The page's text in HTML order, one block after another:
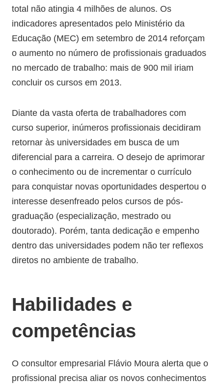
total não atingia 4 milhões de alunos. Os
indicadores apresentados pelo Ministério da
Educação (MEC) em setembro de 2014 reforçam
o aumento no número de profissionais graduados
no mercado de trabalho: mais de 900 mil iriam
concluir os cursos em 2013.
Diante da vasta oferta de trabalhadores com
curso superior, inúmeros profissionais decidiram
retornar às universidades em busca de um
diferencial para a carreira. O desejo de aprimorar
o conhecimento ou de incrementar o currículo
para conquistar novas oportunidades despertou o
interesse desenfreado pelos cursos de pós-
graduação (especialização, mestrado ou
doutorado). Porém, tanta dedicação e empenho
dentro das universidades podem não ter reflexos
diretos no ambiente de trabalho.
Habilidades e
competências
O consultor empresarial Flávio Moura alerta que o
profissional precisa aliar os novos conhecimentos